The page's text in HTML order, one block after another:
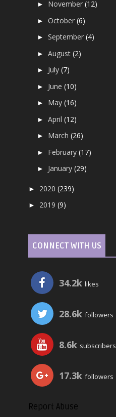
► November(12)
►October(6)
►September(4)
►August(2)
► July(7)
► June(10)
► May(16)
►April(12)
► March(26)
► February(17)
► January(29)
► 2020(239)
► 2019(9)
CONNECT WITH US
34.2k likes
28.6k followers
8.6k subscribers
17.3k followers
Report Abuse